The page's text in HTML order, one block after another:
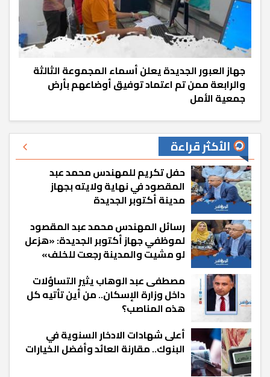
جهاز العبور الجديدة يعلن أسماء المجموعة الثالثة
والرابعة ممن تم اعتماد توفيق أوضاعهم بأرض
جمعية الأمل
الأكثر قراءة
حفل تكريم للمهندس محمد عبد
المقصود في نهاية ولايته بجهاز
مدينة أكتوبر الجديدة
رسائل المهندس محمد عبد المقصود
لموظفي جهاز أكتوبر الجديدة: «هزعل
لو مشيت والمدينة رجعت للخلف»
مصطفى عبد الوهاب يثير التساؤلات
داخل وزارة الإسكان.. من أين تأتيه كل
هذه المناصب؟
أعلى شهادات الادخار السنوية في
البنوك.. مقارنة العائد وأفضل الخيارات